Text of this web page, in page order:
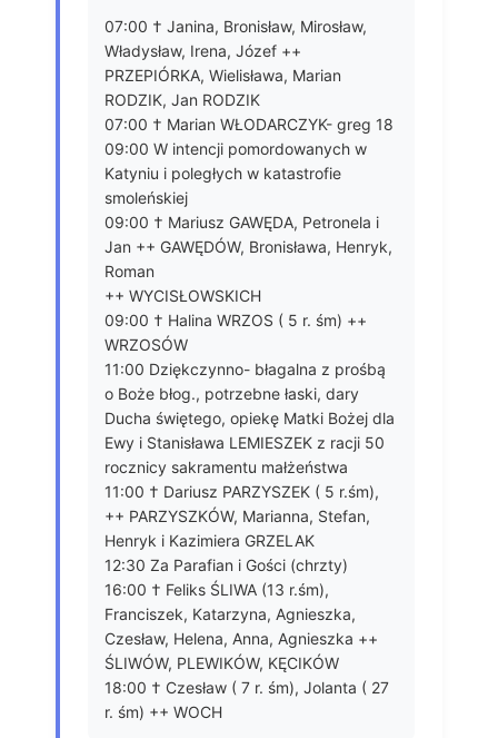
07:00 † Janina, Bronisław, Mirosław,
Władysław, Irena, Józef ++
PRZEPIÓRKA, Wielisława, Marian
RODZIK, Jan RODZIK
07:00 † Marian WŁODARCZYK- greg 18
09:00 W intencji pomordowanych w
Katyniu i poległych w katastrofie
smoleńskiej
09:00 † Mariusz GAWĘDA, Petronela i
Jan ++ GAWĘDÓW, Bronisława, Henryk,
Roman
++ WYCISŁOWSKICH
09:00 † Halina WRZOS ( 5 r. śm) ++
WRZOSÓW
11:00 Dziękczynno- błagalna z prośbą
o Boże błog., potrzebne łaski, dary
Ducha świętego, opiekę Matki Bożej dla
Ewy i Stanisława LEMIESZEK z racji 50
rocznicy sakramentu małżeństwa
11:00 † Dariusz PARZYSZEK ( 5 r.śm),
++ PARZYSZKÓW, Marianna, Stefan,
Henryk i Kazimiera GRZELAK
12:30 Za Parafian i Gości (chrzty)
16:00 † Feliks ŚLIWA (13 r.śm),
Franciszek, Katarzyna, Agnieszka,
Czesław, Helena, Anna, Agnieszka ++
ŚLIWÓW, PLEWIKÓW, KĘCIKÓW
18:00 † Czesław ( 7 r. śm), Jolanta ( 27
r. śm) ++ WOCH